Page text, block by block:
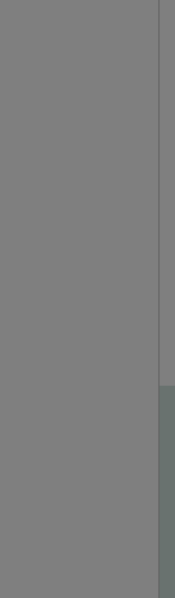
et une
de
et
et
dans